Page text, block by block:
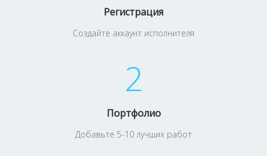
Регистрация
Создайте аккаунт исполнителя
2
Портфолио
Добавьте 5-10 лучших работ